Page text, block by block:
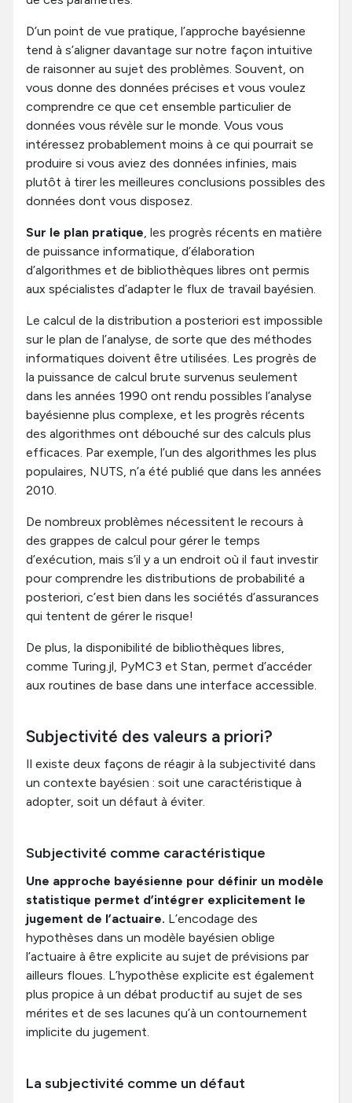
D’un point de vue pratique, l’approche bayésienne
tend à s’aligner davantage sur notre façon intuitive
de raisonner au sujet des problèmes. Souvent, on
vous donne des données précises et vous voulez
comprendre ce que cet ensemble particulier de
données vous révèle sur le monde. Vous vous
intéressez probablement moins à ce qui pourrait se
produire si vous aviez des données infinies, mais
plutôt à tirer les meilleures conclusions possibles des
données dont vous disposez.
Sur le plan pratique, les progrès récents en matière
de puissance informatique, d’élaboration
d’algorithmes et de bibliothèques libres ont permis
aux spécialistes d’adapter le flux de travail bayésien.
Le calcul de la distribution a posteriori est impossible
sur le plan de l’analyse, de sorte que des méthodes
informatiques doivent être utilisées. Les progrès de
la puissance de calcul brute survenus seulement
dans les années 1990 ont rendu possibles l’analyse
bayésienne plus complexe, et les progrès récents
des algorithmes ont débouché sur des calculs plus
efficaces. Par exemple, l’un des algorithmes les plus
populaires, NUTS, n’a été publié que dans les années
2010.
De nombreux problèmes nécessitent le recours à
des grappes de calcul pour gérer le temps
d’exécution, mais s’il y a un endroit où il faut investir
pour comprendre les distributions de probabilité a
posteriori, c’est bien dans les sociétés d’assurances
qui tentent de gérer le risque!
De plus, la disponibilité de bibliothèques libres,
comme Turing.jl, PyMC3 et Stan, permet d’accéder
aux routines de base dans une interface accessible.
Subjectivité des valeurs a priori?
Il existe deux façons de réagir à la subjectivité dans
un contexte bayésien : soit une caractéristique à
adopter, soit un défaut à éviter.
Subjectivité comme caractéristique
Une approche bayésienne pour définir un modèle
statistique permet d’intégrer explicitement le
jugement de l’actuaire. L’encodage des
hypothèses dans un modèle bayésien oblige
l’actuaire à être explicite au sujet de prévisions par
ailleurs floues. L’hypothèse explicite est également
plus propice à un débat productif au sujet de ses
mérites et de ses lacunes qu’à un contournement
implicite du jugement.
La subjectivité comme un défaut